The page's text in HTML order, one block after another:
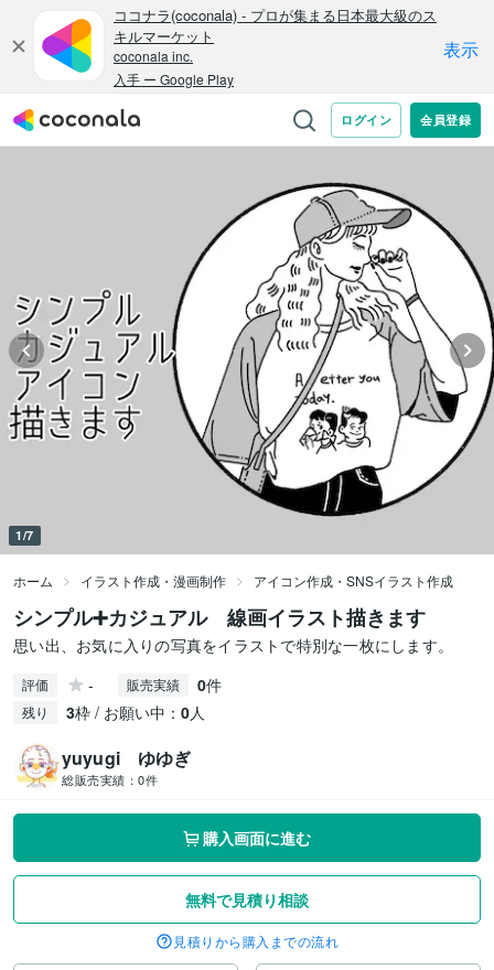
1/7
ホーム イラスト作成・漫画制作 アイコン作成・SNSイラスト作成
シンプル➕カジュアル 線画イラスト描きます
思い出、お気に入りの写真をイラストで特別な一枚にします。
評価 - 販売実績 0件
残り 3枠 / お願い中： 0人
yuyugi ゆゆぎ
総販売実績： 0件
購入画面に進む
無料で見積り相談
見積りから購入までの流れ